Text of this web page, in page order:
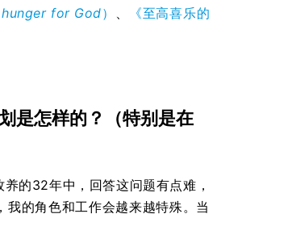
for God） 、
《至高喜乐的
是怎样的？（特别是在
的32年中，回答这问题有点难，
的角色和工作会越来越特殊。当